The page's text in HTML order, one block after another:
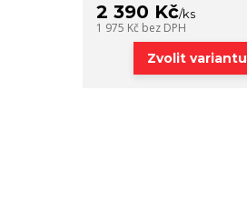
2 390 Kč/ks
1 975 Kč bez DPH
Zvolit variantu